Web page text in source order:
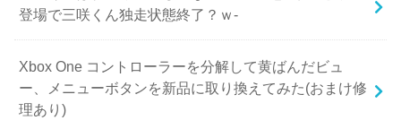
登場で三咲くん独走状態終了？ｗ-
Xbox One コントローラーを分解して黄ばんだビュ
ー、メニューボタンを新品に取り換えてみた(おまけ修
理あり)